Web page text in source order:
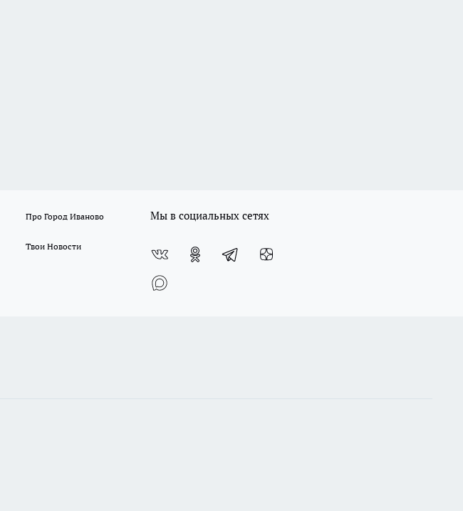
Про Город Иваново
Твои Новости
Мы в социальных сетях